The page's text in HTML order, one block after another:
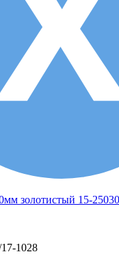
золотистый 15-
1028